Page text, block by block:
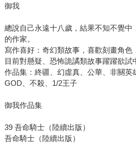
御我
總說自己永遠十八歲，結果不知不覺中
的作家。
寫作喜好：奇幻類故事，喜歡刻畫角色
目前對懸疑、恐怖詭譎類故事躍躍欲試
作品集：終疆、幻虛真、公華、非關英
GOD、不殺、1/2王子
御我作品集
39 吾命騎士（陸續出版）
吾命騎士（陸續出版）